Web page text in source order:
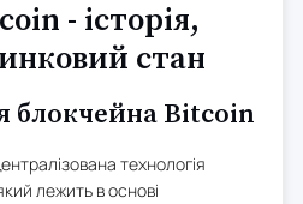
- історія,
стан
блокчейна Bitcoin
технологія
лежить в основі